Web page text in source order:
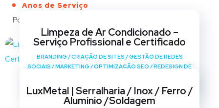
Anos de Serviço
Portfólio
Limpeza de Ar Condicionado –
Serviço Profissional e Certificado
BRANDING /CRIAÇÃO DE SITES /GESTÃO DE REDES
SOCIAIS /MARKETING /OPTIMIZAÇÃO SEO /REDESIGN DE
LuxMetal | Serralharia / Inox / Ferro /
Alumínio /Soldagem